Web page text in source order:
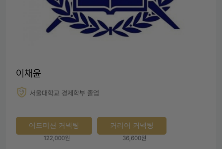
이채윤
서울대학교 경제학부 졸업
어드미션 커넥팅
122,000원
커리어 커넥팅
36,600원